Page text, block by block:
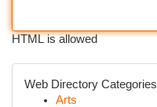
HTML is allowed
Web Directory Categories
Arts